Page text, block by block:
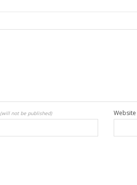
(will not be published) Website